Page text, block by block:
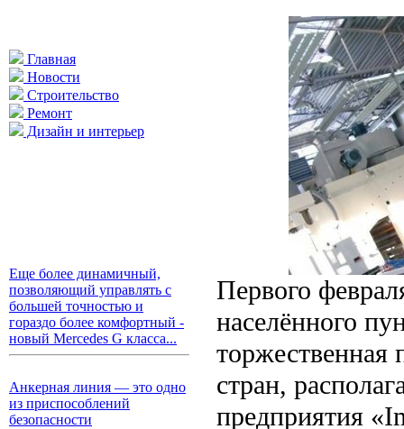
Главная
Новости
Строительство
Ремонт
Дизайн и интерьер
Еще более динамичный,
позволяющий управлять с
большей точностью и
гораздо более комфортный -
новый Mercedes G класса...
Анкерная линия — это одно
из приспособлений
безопасности
Первого
населённого
торжественная
стран,
предприятия